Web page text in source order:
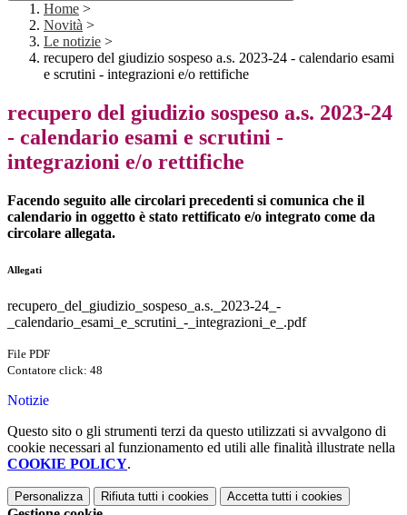
Home >
Novità >
Le notizie >
recupero del giudizio sospeso a.s. 2023-24 - calendario esami
e scrutini - integrazioni e/o rettifiche
recupero del giudizio sospeso a.s. 2023-24
- calendario esami e scrutini -
integrazioni e/o rettifiche
Facendo seguito alle circolari precedenti si comunica che il
calendario in oggetto è stato rettificato e/o integrato come da
circolare allegata.
Allegati
recupero_del_giudizio_sospeso_a.s._2023-24_-
_calendario_esami_e_scrutini_-_integrazioni_e_.pdf
File PDF
Contatore click: 48
Notizie
Questo sito o gli strumenti terzi da questo utilizzati si avvalgono di
cookie necessari al funzionamento ed utili alle finalità illustrate nella
COOKIE POLICY.
Personalizza Rifiuta tutti i cookies Accetta tutti i cookies